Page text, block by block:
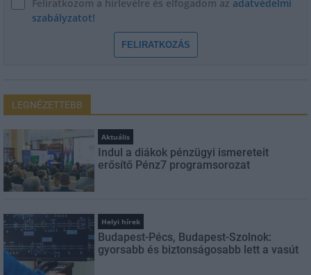
Feliratkozom a hírlevélre és elfogadom az adatvédelmi
szabályzatot!
FELIRATKOZÁS
LEGNÉZETTEBB
Aktuális
Indul a diákok pénzügyi ismereteit
erősítő Pénz7 programsorozat
Helyi hírek
Budapest-Pécs, Budapest-Szolnok:
gyorsabb és biztonságosabb lett a vasút